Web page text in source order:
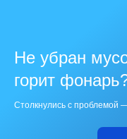
Не убран
горит
Столкнулись с проблемой